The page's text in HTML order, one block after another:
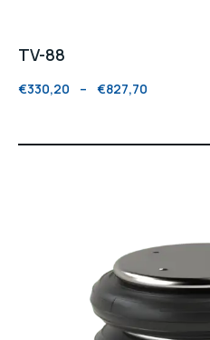
TV-88
€330,20 – €827,70